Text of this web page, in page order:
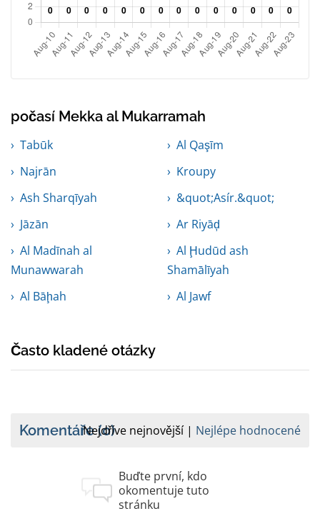
počasí Mekka al Mukarramah
Tabūk
Al Qaşīm
Najrān
Kroupy
Ash Sharqīyah
&quot;Asír.&quot;
Jāzān
Ar Riyāḑ
Al Madīnah al
Munawwarah
Al Ḩudūd ash
Shamālīyah
Al Bāḩah
Al Jawf
Často kladené otázky
Komentáře(0)
Nejdříve nejnovější Nejlépe hodnocené
Buďte první, kdo
okomentuje tuto
stránku